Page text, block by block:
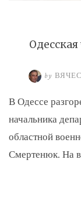
by
В Одессе
начальника
областной
Смертенюк. На